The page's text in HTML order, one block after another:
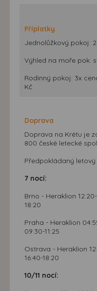
Příplatky
Jednolůžkový pokoj:
Výhled na moře pok.
Rodinný pokoj: 3x
Kč
Doprava
Doprava na Krétu je
800 české letecké
Předpokládaný
7 nocí:
Brno - Heraklion
18:20
Praha - Heraklion
09:30-11:25
Ostrava - Heraklion
16:40-18:20
10/11 nocí: